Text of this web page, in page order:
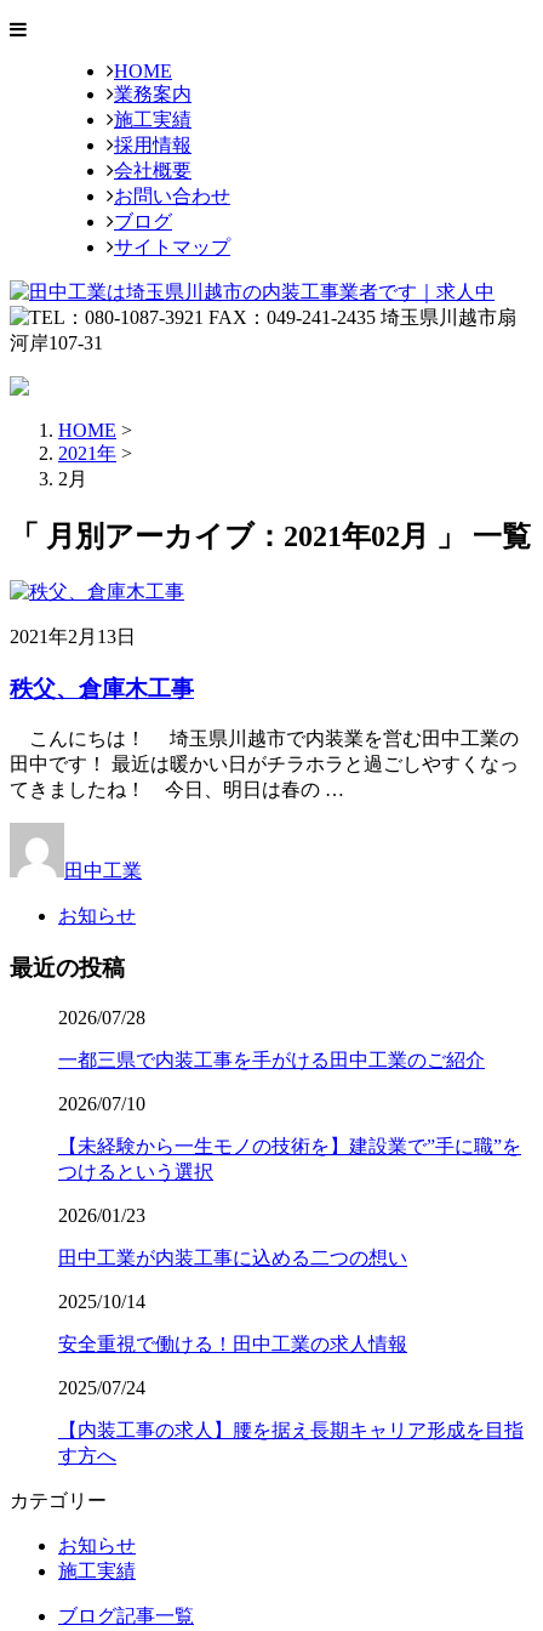
HOME
業務案内
施工実績
採用情報
会社概要
お問い合わせ
ブログ
サイトマップ
HOME >
2021年 >
2月
「 月別アーカイブ：2021年02月 」 一覧
2021年2月13日
秩父、倉庫木工事
こんにちは！ 埼玉県川越市で内装業を営む田中工業の
田中です！ 最近は暖かい日がチラホラと過ごしやすくなっ
てきましたね！ 今日、明日は春の …
田中工業
お知らせ
最近の投稿
2026/07/28
一都三県で内装工事を手がける田中工業のご紹介
2026/07/10
【未経験から一生モノの技術を】建設業で”手に職”を
つけるという選択
2026/01/23
田中工業が内装工事に込める二つの想い
2025/10/14
安全重視で働ける！田中工業の求人情報
2025/07/24
【内装工事の求人】腰を据え長期キャリア形成を目指
す方へ
カテゴリー
お知らせ
施工実績
ブログ記事一覧